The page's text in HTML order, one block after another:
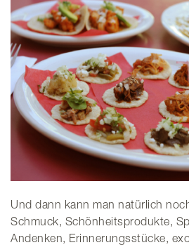
Und dann kann man natürlich
Schmuck, Schönheitsprodukte,
Andenken, Erinnerungsstücke,